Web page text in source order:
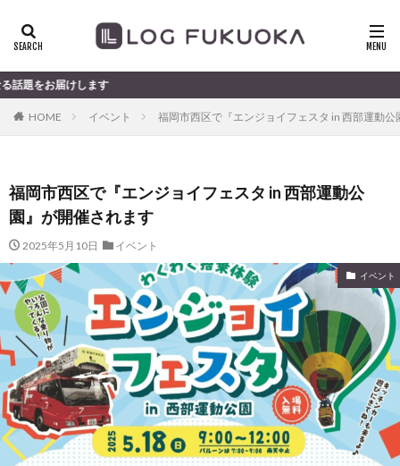
します
HOME イベント 福岡市西区で『エンジョイフェスタ in 西部運動
福岡市西区で『エンジョイフェスタ in 西部運動公
園』が開催されます
2025年5月10日 イベント
イベント